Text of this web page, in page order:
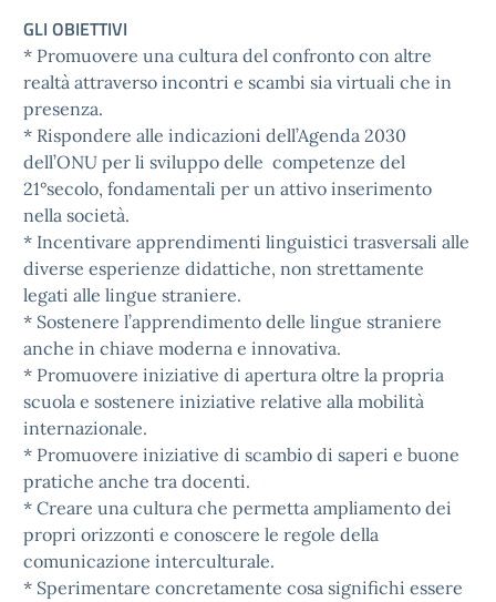
GLI OBIETTIVI
* Promuovere una cultura del confronto con altre
realtà attraverso incontri e scambi sia virtuali che in
presenza.
* Rispondere alle indicazioni dell’Agenda 2030
dell’ONU per li sviluppo delle competenze del
21°secolo, fondamentali per un attivo inserimento
nella società.
* Incentivare apprendimenti linguistici trasversali alle
diverse esperienze didattiche, non strettamente
legati alle lingue straniere.
* Sostenere l’apprendimento delle lingue straniere
anche in chiave moderna e innovativa.
* Promuovere iniziative di apertura oltre la propria
scuola e sostenere iniziative relative alla mobilità
internazionale.
* Promuovere iniziative di scambio di saperi e buone
pratiche anche tra docenti.
* Creare una cultura che permetta ampliamento dei
propri orizzonti e conoscere le regole della
comunicazione interculturale.
* Sperimentare concretamente cosa significhi essere